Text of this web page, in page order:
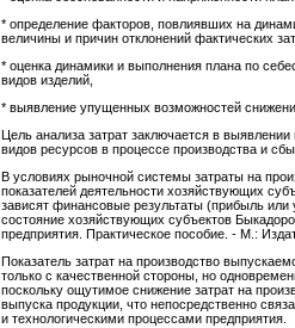
* определение факторов, повлиявших на
величины и причин отклонений фактических
* оценка динамики и выполнения плана по
видов изделий,
* выявление упущенных возможностей
Цель анализа затрат заключается в
видов ресурсов в процессе производства и
В условиях рыночной системы затраты на
показателей деятельности хозяйствующих
зависят финансовые результаты (прибыль
состояние хозяйствующих субъектов
предприятия. Практическое пособие. - М.:
Показатель затрат на производство
только с качественной стороны, но
поскольку ощутимое снижение затрат на
выпуска продукции, что непосредственно
и технологическими процессами предприятия.